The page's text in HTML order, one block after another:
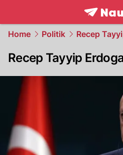
Home Politik Recep
Recep Tayyip